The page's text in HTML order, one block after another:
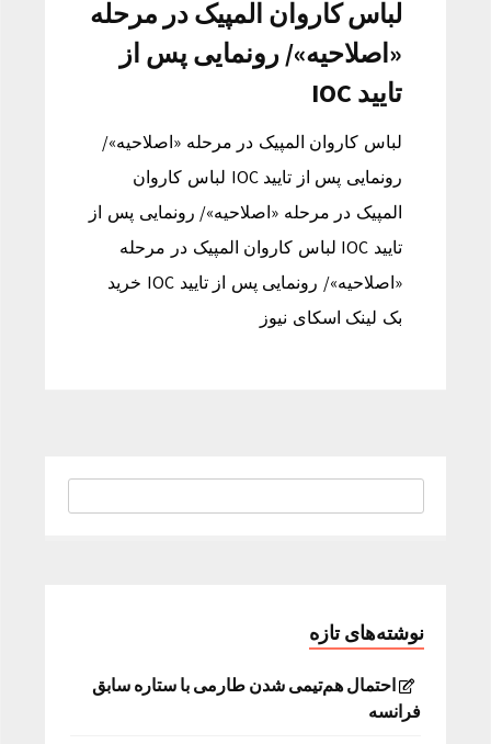
لباس کاروان المپیک در مرحله
«اصلاحیه»/ رونمایی پس از
تایید IOC
لباس کاروان المپیک در مرحله «اصلاحیه»/
رونمایی پس از تایید IOC لباس کاروان
المپیک در مرحله «اصلاحیه»/ رونمایی پس از
تایید IOC لباس کاروان المپیک در مرحله
«اصلاحیه»/ رونمایی پس از تایید IOC خرید
بک لینک اسکای نیوز
نوشته‌های تازه
احتمال هم‌تیمی شدن طارمی با ستاره سابق
فرانسه